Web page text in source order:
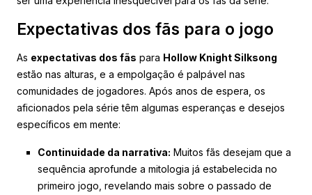
Expectativas dos fãs para o jogo
As expectativas dos fãs para Hollow Knight Silksong
estão nas alturas, e a empolgação é palpável nas
comunidades de jogadores. Após anos de espera, os
aficionados pela série têm algumas esperanças e desejos
específicos em mente:
Continuidade da narrativa: Muitos fãs desejam que a
sequência aprofunde a mitologia já estabelecida no
primeiro jogo, revelando mais sobre o passado de